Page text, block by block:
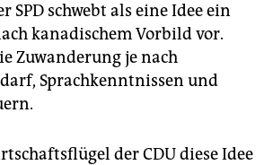
SPD schwebt als eine Idee ein
kanadischem Vorbild vor.
Zuwanderung je nach
Sprachkenntnissen und
der CDU diese Idee